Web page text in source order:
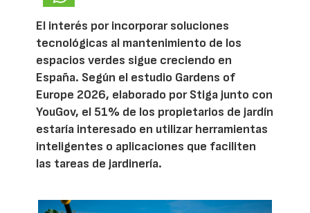
El interés por incorporar soluciones
tecnológicas al mantenimiento de los
espacios verdes sigue creciendo en
España. Según el estudio Gardens of
Europe 2026, elaborado por Stiga junto con
YouGov, el 51% de los propietarios de jardín
estaría interesado en utilizar herramientas
inteligentes o aplicaciones que faciliten
las tareas de jardinería.